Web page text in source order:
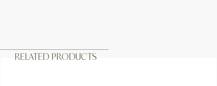
RELATED PRODUCTS